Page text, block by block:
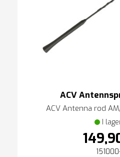
ACV
ACV Antenna rod
I